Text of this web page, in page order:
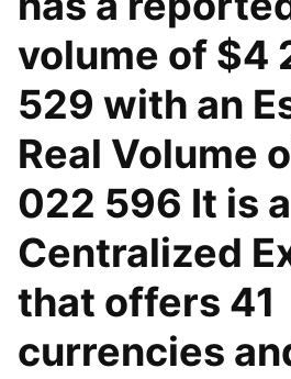
volume of $4
529 with an
Real Volume
022 596 It is a
Centralized
that offers 41
currencies